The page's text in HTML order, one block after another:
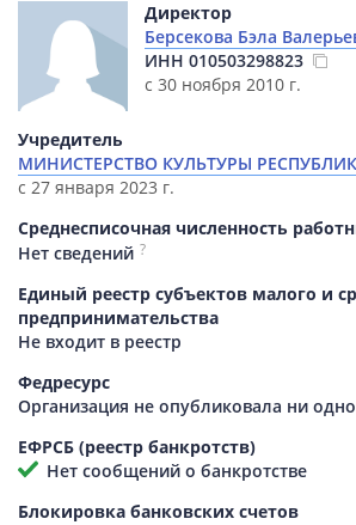
Директор
Берсекова Бэла
ИНН 010503298823
с 30 ноября 2010 г.
Учредитель
МИНИСТЕРСТВО КУЛЬТУРЫ
с 27 января 2023 г.
Среднесписочная численность
Нет сведений ?
Единый реестр субъектов малого и
предпринимательства
Не входит в реестр
Федресурс
Организация не опубликовала ни
ЕФРСБ (реестр банкротств)
Нет сообщений о банкротстве
Блокировка банковских счетов